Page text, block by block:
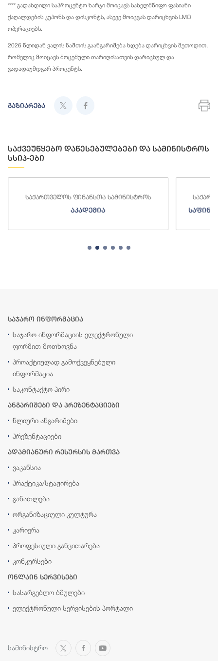
**** გადახდილი საპროცენტო ხარჯი მოიცავს სახელმწიფო ფასიანი
ქაღალდების კუპონს და დისკონტს, ასევე მოიცვას დარიცხვის LMO
ოპერაციებს.
2026 წლიდან ვალის ნაშთის გაანგარიშება ხდება დარიცხვის მეთოდით,
რომელიც მოიცავს მოცემული თარიღისათვის დარიცხულ და
ვადადაუმდგარ პროცენტს.
გაზიარება
საქვეუწყებო დაწესებულებები და სამინისტროს
სსიპ-ები
საქართველოს ფინანსთა სამინისტროს
აკადემია
საჯარო ინფორმაცია
საჯარო ინფორმაციის ელექტრონული
ფორმით მოთხოვნა
პროაქტიულად გამოქვეყნებული
ინფორმაცია
საკონტაქტო პირი
ანგარიშები და პრეზენტაციები
წლიური ანგარიშები
პრეზენტაციები
ადამიანური რესურსის მართვა
ვაკანსია
პრაქტიკა/სტაჟირება
განათლება
ორგანიზაციული კულტურა
კარიერა
პროფესიული განვითარება
კონკურსები
ონლაინ სერვისები
სასარგებლო ბმულები
ელექტრონული სერვისების პორტალი
სამინისტრო